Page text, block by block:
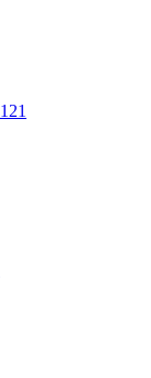
121